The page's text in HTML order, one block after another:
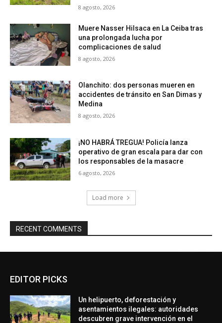
8 agosto, 2026
Muere Nasser Hilsaca en La Ceiba tras
una prolongada lucha por
complicaciones de salud
8 agosto, 2026
Olanchito: dos personas mueren en
accidentes de tránsito en San Dimas y
Medina
8 agosto, 2026
¡NO HABRÁ TREGUA! Policía lanza
operativo de gran escala para dar con
los responsables de la masacre
6 agosto, 2026
Load more
RECENT COMMENTS
EDITOR PICKS
Un helipuerto, deforestación y
asentamientos ilegales: autoridades
descubren grave intervención en el